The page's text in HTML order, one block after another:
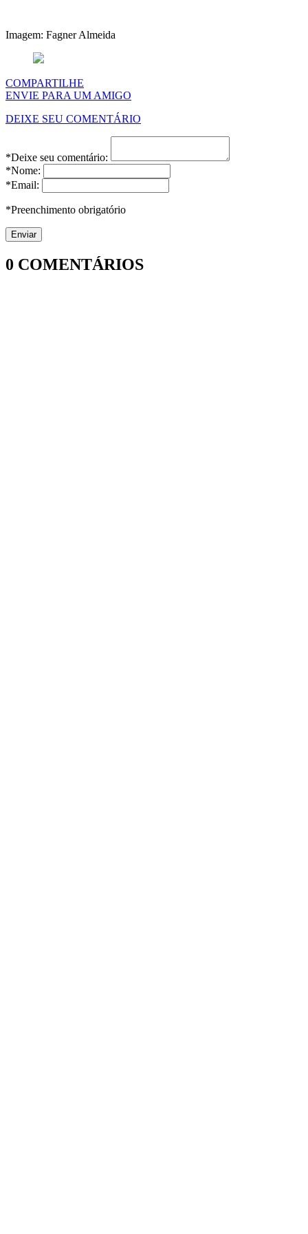
Imagem: Fagner Almeida
COMPARTILHE
ENVIE PARA UM AMIGO
DEIXE SEU COMENTÁRIO
*Deixe seu comentário:
*Nome:
*Email:
*Preenchimento obrigatório
0 COMENTÁRIOS